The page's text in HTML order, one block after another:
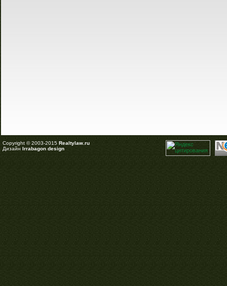
Copyright © 2003-2015 Realtylaw.ru
Дизайн Irrabagon design